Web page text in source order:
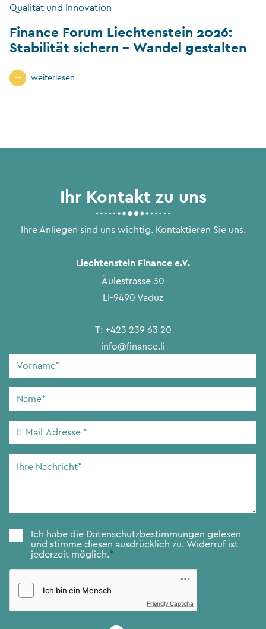
Qualität und Innovation
Finance Forum Liechtenstein 2026:
Stabilität sichern – Wandel gestalten
weiterlesen
Ihr Kontakt zu uns
Ihre Anliegen sind uns wichtig. Kontaktieren Sie uns.
Liechtenstein Finance e.V.
Äulestrasse 30
LI-9490 Vaduz
T: +423 239 63 20
info@finance.li
Vorname
Name
E-
Adresse*
Ihre
Zustimmung*
Ich habe die Datenschutzbestimmungen gelesen
und stimme diesen ausdrücklich zu. Widerruf ist
jederzeit möglich.*
Friendly Captcha